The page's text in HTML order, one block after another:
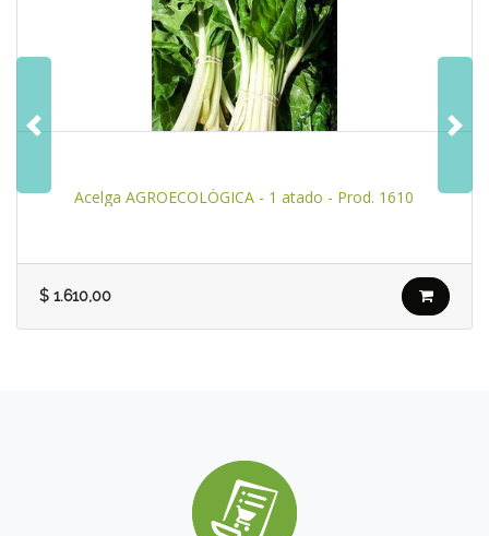
Acelga AGROECOLÓGICA - 1 atado - Prod. 1610
$ 1.610,00
Anterior